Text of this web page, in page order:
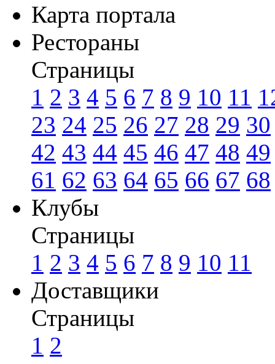
Карта портала
Рестораны
Страницы
1 2 3 4 5 6 7 8 9 10 11
23 24 25 26 27 28 29 30
42 43 44 45 46 47 48 49
61 62 63 64 65 66 67 68
Клубы
Страницы
1 2 3 4 5 6 7 8 9 10 11
Доставщики
Страницы
1 2